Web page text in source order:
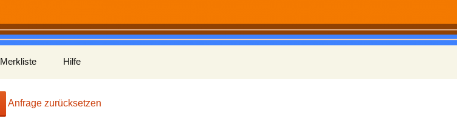
Merkliste Hilfe
Anfrage zurücksetzen